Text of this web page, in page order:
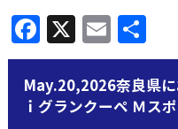
Facebook
X Email
共
有
May.20,2026奈良県
ｉグランクーペ Ｍス